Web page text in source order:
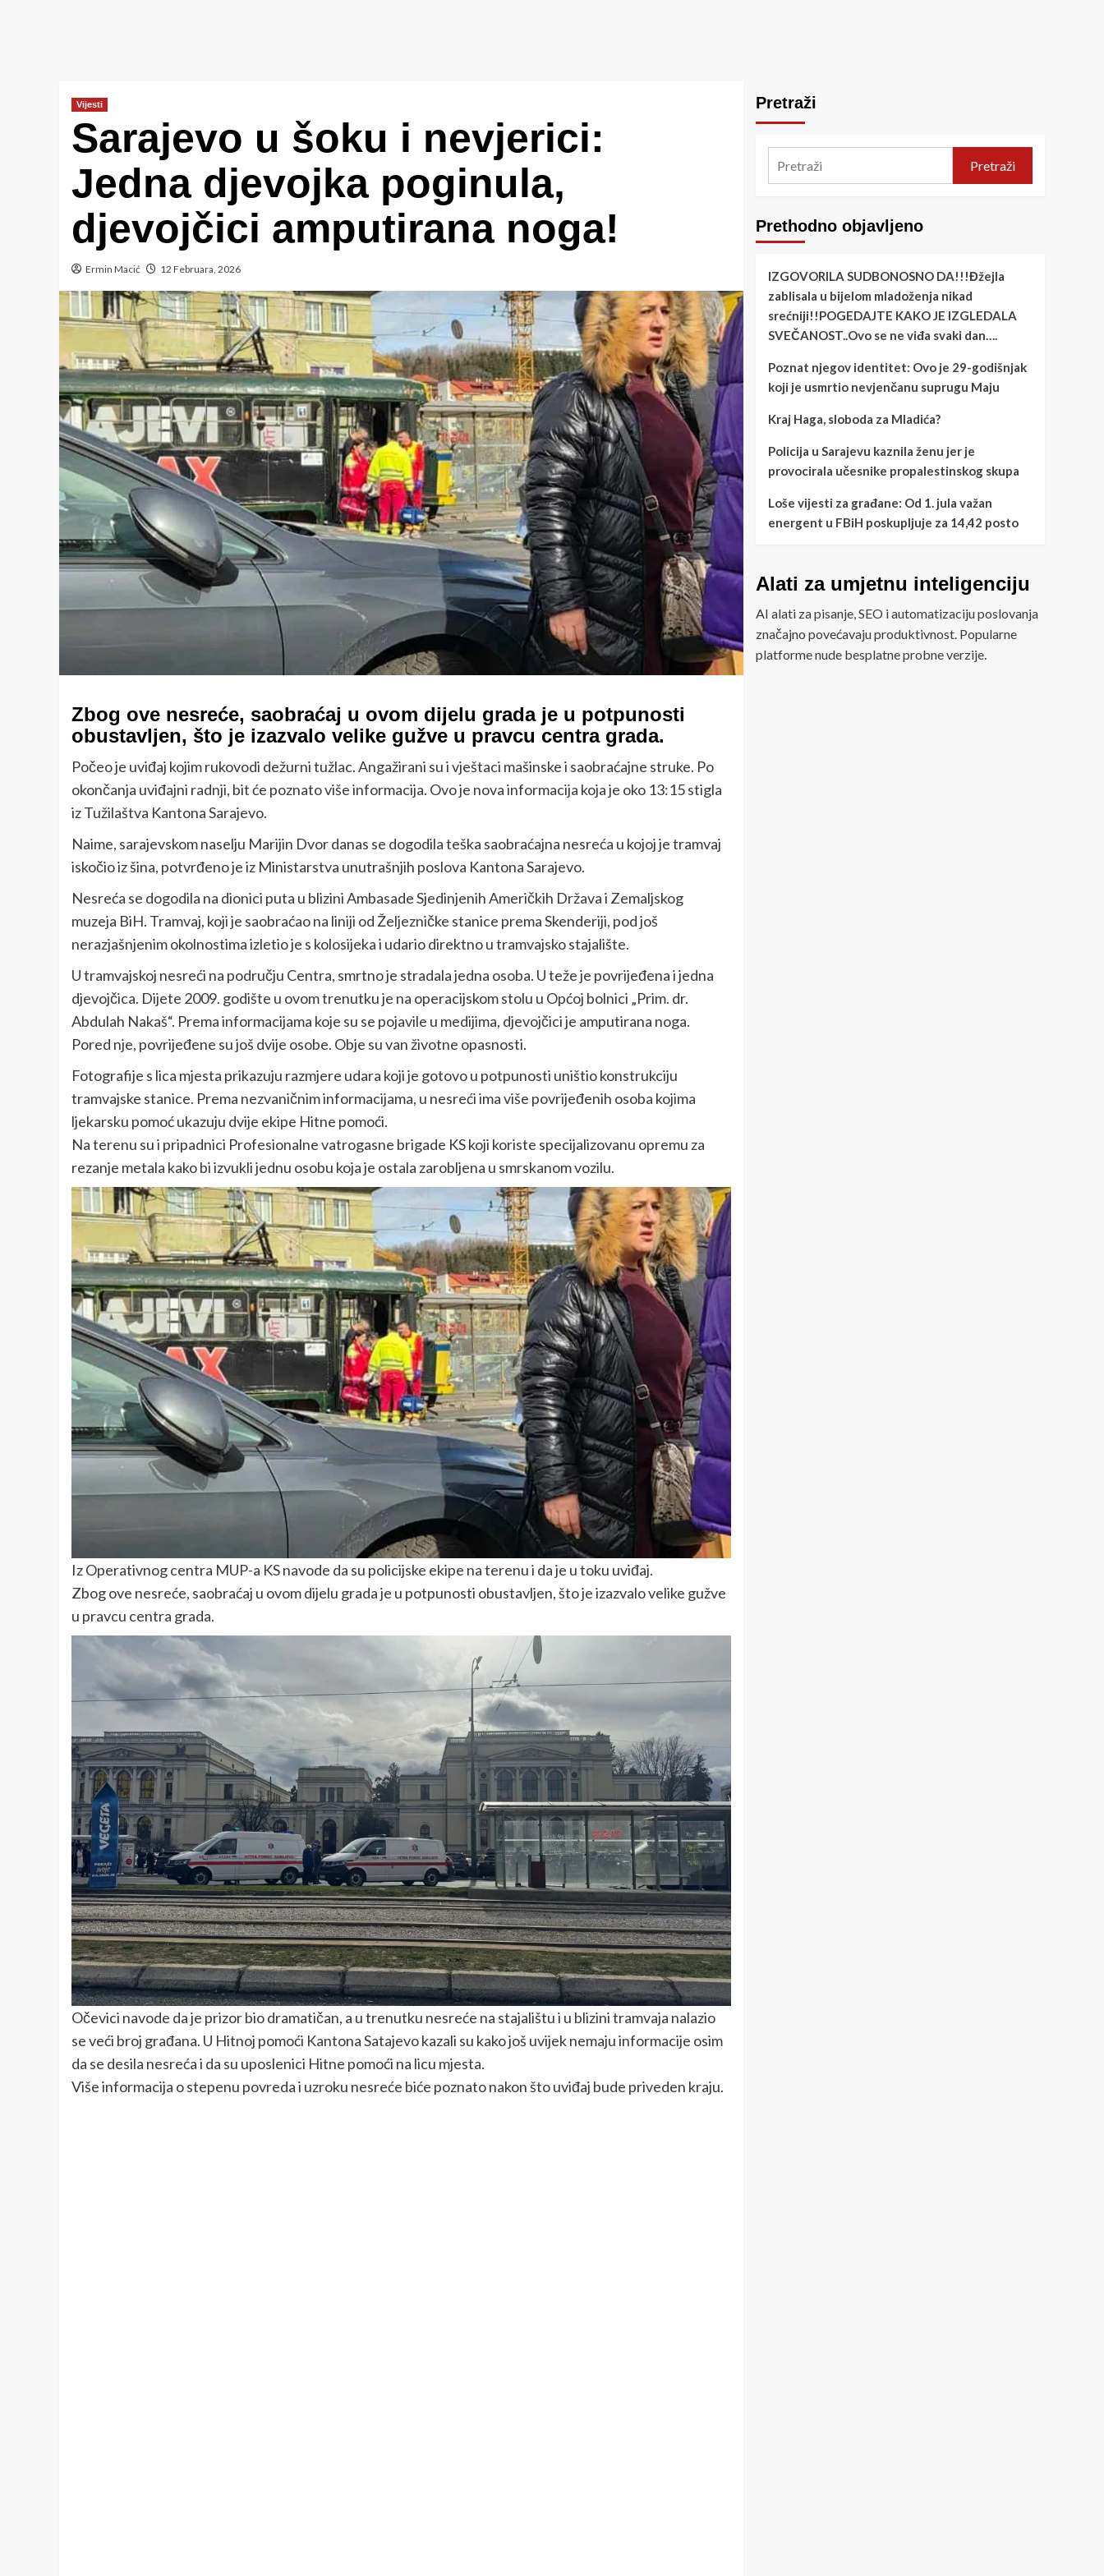
Vijesti
Sarajevo u šoku i nevjerici:
Jedna djevojka poginula,
djevojčici amputirana noga!
Ermin Macić 12 Februara, 2026
Zbog ove nesreće, saobraćaj u ovom dijelu grada je u potpunosti
obustavljen, što je izazvalo velike gužve u pravcu centra grada.
Počeo je uviđaj kojim rukovodi dežurni tužlac. Angažirani su i vještaci mašinske i saobraćajne struke. Po
okončanja uviđajni radnji, bit će poznato više informacija. Ovo je nova informacija koja je oko 13:15 stigla
iz Tužilaštva Kantona Sarajevo.
Naime, sarajevskom naselju Marijin Dvor danas se dogodila teška saobraćajna nesreća u kojoj je tramvaj
iskočio iz šina, potvrđeno je iz Ministarstva unutrašnjih poslova Kantona Sarajevo.
Nesreća se dogodila na dionici puta u blizini Ambasade Sjedinjenih Američkih Država i Zemaljskog
muzeja BiH. Tramvaj, koji je saobraćao na liniji od Željezničke stanice prema Skenderiji, pod još
nerazjašnjenim okolnostima izletio je s kolosijeka i udario direktno u tramvajsko stajalište.
U tramvajskoj nesreći na području Centra, smrtno je stradala jedna osoba. U teže je povrijeđena i jedna
djevojčica. Dijete 2009. godište u ovom trenutku je na operacijskom stolu u Općoj bolnici „Prim. dr.
Abdulah Nakaš“. Prema informacijama koje su se pojavile u medijima, djevojčici je amputirana noga.
Pored nje, povrijeđene su još dvije osobe. Obje su van životne opasnosti.
Fotografije s lica mjesta prikazuju razmjere udara koji je gotovo u potpunosti uništio konstrukciju
tramvajske stanice. Prema nezvaničnim informacijama, u nesreći ima više povrijeđenih osoba kojima
ljekarsku pomoć ukazuju dvije ekipe Hitne pomoći.
Na terenu su i pripadnici Profesionalne vatrogasne brigade KS koji koriste specijalizovanu opremu za
rezanje metala kako bi izvukli jednu osobu koja je ostala zarobljena u smrskanom vozilu.
Iz Operativnog centra MUP-a KS navode da su policijske ekipe na terenu i da je u toku uviđaj.
Zbog ove nesreće, saobraćaj u ovom dijelu grada je u potpunosti obustavljen, što je izazvalo velike gužve
u pravcu centra grada.
Očevici navode da je prizor bio dramatičan, a u trenutku nesreće na stajalištu i u blizini tramvaja nalazio
se veći broj građana. U Hitnoj pomoći Kantona Satajevo kazali su kako još uvijek nemaju informacije osim
da se desila nesreća i da su uposlenici Hitne pomoći na licu mjesta.
Više informacija o stepenu povreda i uzroku nesreće biće poznato nakon što uviđaj bude priveden kraju.
Pretraži
Pretraži
Prethodno objavljeno
IZGOVORILA SUDBONOSNO DA!!!Đžejla
zablisala u bijelom mladoženja nikad
srećniji!!POGEDAJTE KAKO JE IZGLEDALA
SVEČANOST..Ovo se ne viđa svaki dan….
Poznat njegov identitet: Ovo je 29-godišnjak
koji je usmrtio nevjenčanu suprugu Maju
Kraj Haga, sloboda za Mladića?
Policija u Sarajevu kaznila ženu jer je
provocirala učesnike propalestinskog skupa
Loše vijesti za građane: Od 1. jula važan
energent u FBiH poskupljuje za 14,42 posto
Alati za umjetnu inteligenciju
AI alati za pisanje, SEO i automatizaciju poslovanja
značajno povećavaju produktivnost. Popularne
platforme nude besplatne probne verzije.